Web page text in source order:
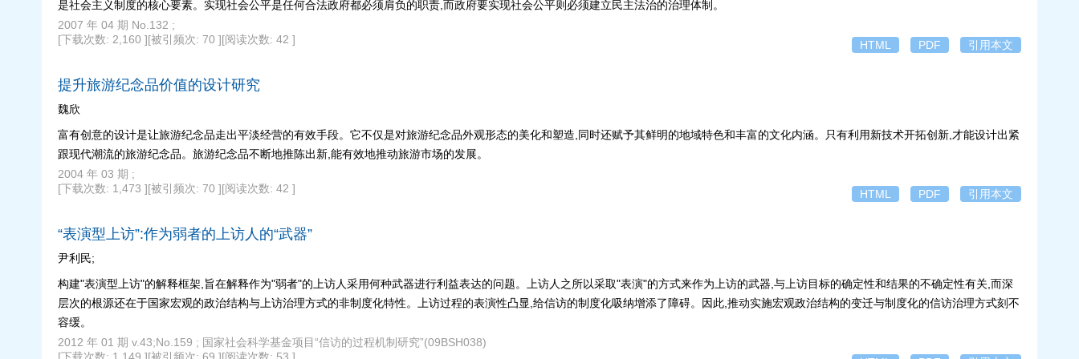
是社会主义制度的核心要素。实现社会公平是任何合法政府都必须肩负的职责,而政府要实现社会公平则必须建立民主法治的治理体制。
2007 年 04 期 No.132 ;
[下载次数: 2,160 ][被引频次: 70 ][阅读次数: 42 ] HTML PDF 引用本文
提升旅游纪念品价值的设计研究
魏欣
富有创意的设计是让旅游纪念品走出平淡经营的有效手段。它不仅是对旅游纪念品外观形态的美化和塑造,同时还赋予其鲜明的地域特色和丰富的文化内涵。只有利用新技术开拓创新,才能设计出紧
跟现代潮流的旅游纪念品。旅游纪念品不断地推陈出新,能有效地推动旅游市场的发展。
2004 年 03 期 ;
[下载次数: 1,473 ][被引频次: 70 ][阅读次数: 42 ] HTML PDF 引用本文
“表演型上访”:作为弱者的上访人的“武器”
尹利民;
构建"表演型上访"的解释框架,旨在解释作为"弱者"的上访人采用何种武器进行利益表达的问题。上访人之所以采取"表演"的方式来作为上访的武器,与上访目标的确定性和结果的不确定性有关,而深
层次的根源还在于国家宏观的政治结构与上访治理方式的非制度化特性。上访过程的表演性凸显,给信访的制度化吸纳增添了障碍。因此,推动实施宏观政治结构的变迁与制度化的信访治理方式刻不
容缓。
2012 年 01 期 v.43;No.159 ; 国家社会科学基金项目“信访的过程机制研究”(09BSH038)